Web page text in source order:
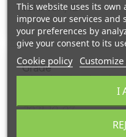
vel ir vel :) :D
Grade
2021-10-07
REKOMENDUOJU
This website uses its
improve our services and
your preferences by
give your consent to its
Cookie policy
I